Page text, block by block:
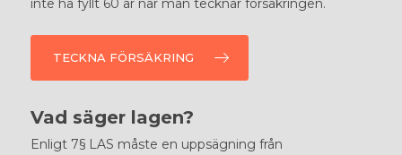
inte ha fyllt 60 år när man tecknar försäkringen.
TECKNA FÖRSÄKRING
Vad säger lagen?
Enligt 7§ LAS måste en uppsägning från